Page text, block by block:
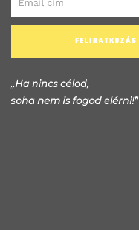
FELIRATKOZÁS
„Ha nincs célod,
soha nem is fogod elérni!”